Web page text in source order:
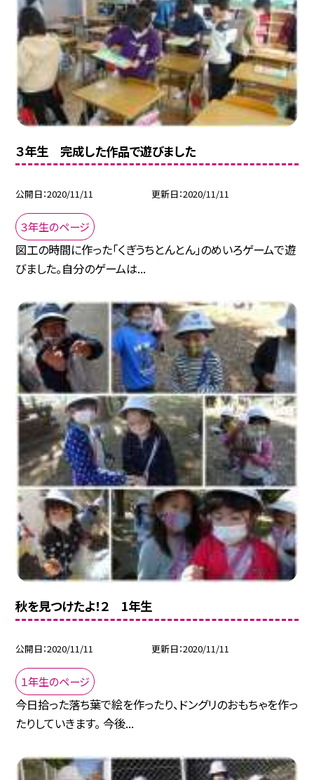
３年生 完成した作品で遊びました
公開日 2020/11/11 更新日 2020/11/11
３年生のページ
図工の時間に作った「くぎうちとんとん」のめいろゲームで遊
びました。自分のゲームは...
秋を見つけたよ！２ 1年生
公開日 2020/11/11 更新日 2020/11/11
１年生のページ
今日拾った落ち葉で絵を作ったり、ドングリのおもちゃを作っ
たりしていきます。 今後...